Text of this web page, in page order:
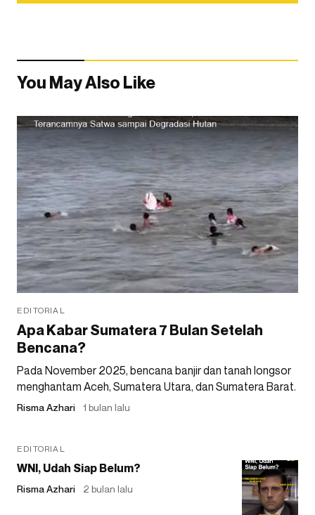
You May Also Like
EDITORIAL
Apa Kabar Sumatera 7 Bulan Setelah
Bencana?
Pada November 2025, bencana banjir dan tanah longsor
menghantam Aceh, Sumatera Utara, dan Sumatera Barat.
Risma Azhari 1 bulan lalu
EDITORIAL
WNI, Udah Siap Belum?
Risma Azhari 2 bulan lalu